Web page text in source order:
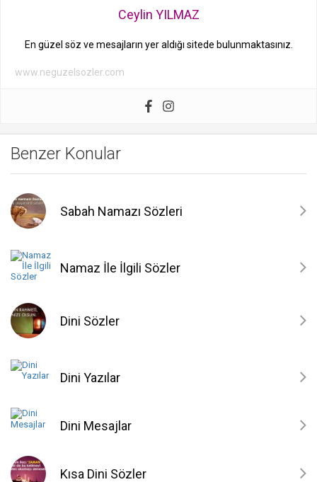
Ceylin YILMAZ
En güzel söz ve mesajların yer aldığı sitede bulunmaktasınız.
www.neguzelsozler.com
Benzer Konular
Sabah Namazı Sözleri
Namaz İle İlgili Sözler
Dini Sözler
Dini Yazılar
Dini Mesajlar
Kısa Dini Sözler